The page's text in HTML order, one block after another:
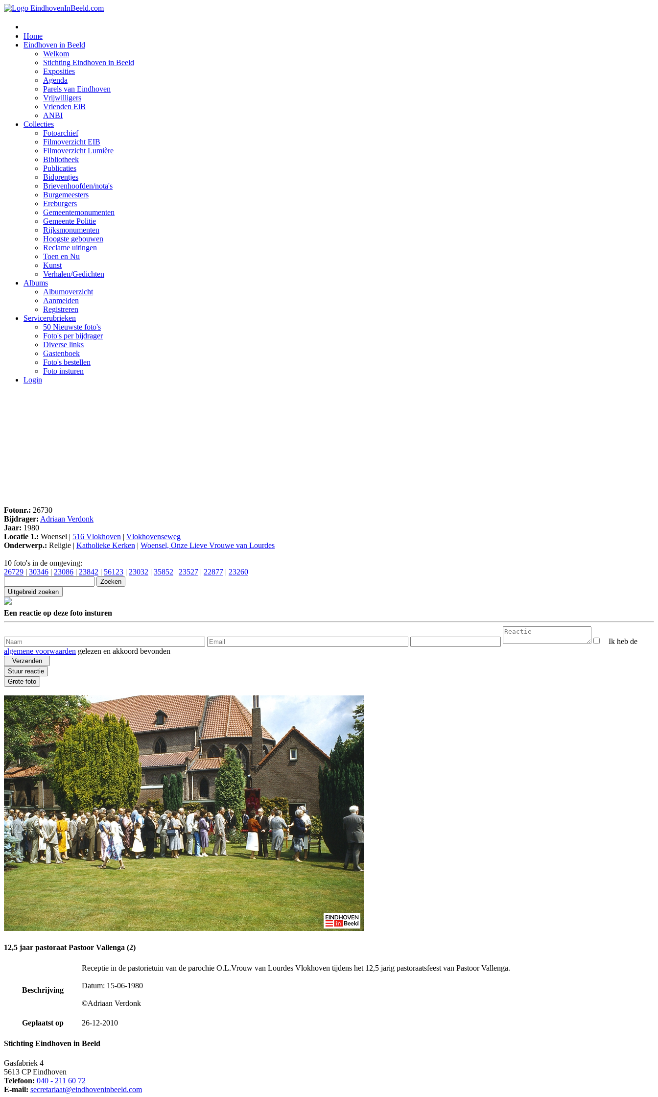
Home
Eindhoven in Beeld
Welkom
Stichting Eindhoven in Beeld
Exposities
Agenda
Parels van Eindhoven
Vrijwilligers
Vrienden EiB
ANBI
Collecties
Fotoarchief
Filmoverzicht EIB
Filmoverzicht Lumière
Bibliotheek
Publicaties
Bidprentjes
Brievenhoofden/nota's
Burgemeesters
Ereburgers
Gemeentemonumenten
Gemeente Politie
Rijksmonumenten
Hoogste gebouwen
Reclame uitingen
Toen en Nu
Kunst
Verhalen/Gedichten
Albums
Albumoverzicht
Aanmelden
Registreren
Servicerubrieken
50 Nieuwste foto's
Foto's per bijdrager
Diverse links
Gastenboek
Foto's bestellen
Foto insturen
Login
Fotonr.: 26730
Bijdrager: Adriaan Verdonk
Jaar: 1980
Locatie 1.: Woensel | 516 Vlokhoven
Vlokhovenseweg
Onderwerp.: Religie | Katholieke Kerken Woensel, Onze Lieve Vrouwe van Lourdes
10 foto's in de omgeving:
26729
30346 23086 23842 56123 23032 35852 23527 22877 23260
Een reactie op deze foto insturen
Ik heb de
algemene voorwaarden gelezen en akkoord bevonden
12,5 jaar pastoraat Pastoor Vallenga (2)
Beschrijving
Receptie in de pastorietuin van de parochie O.L.Vrouw van Lourdes Vlokhoven tijdens het 12,5 jarig pastoraatsfeest van Pastoor Vallenga.
Datum: 15-06-1980
©Adriaan Verdonk
Geplaatst op 26-12-2010
Stichting Eindhoven in Beeld
Gasfabriek 4
5613 CP Eindhoven
Telefoon: 040 - 211 60 72
E-mail: secretariaat@eindhoveninbeeld.com